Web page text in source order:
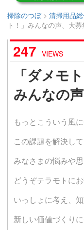
掃除のつぼ> 清掃用品
ト！」みんなの声、大募
247 VIEWS
「ダメモ
みんなの
もっとこういう風
この課題を解決し
みなさまの悩みや
どうぞテラモトにお
いっしょに考え、
新しい価値づくり